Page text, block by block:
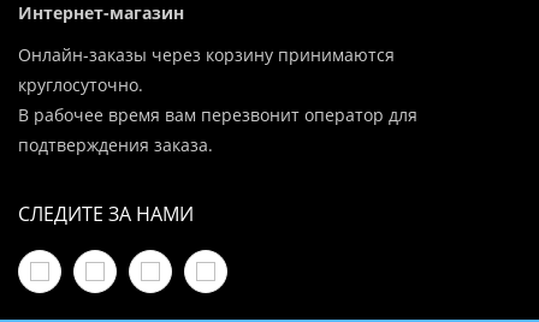
Интернет-магазин
Онлайн-заказы через корзину принимаются
круглосуточно.
В рабочее время вам перезвонит оператор для
подтверждения заказа.
СЛЕДИТЕ ЗА НАМИ